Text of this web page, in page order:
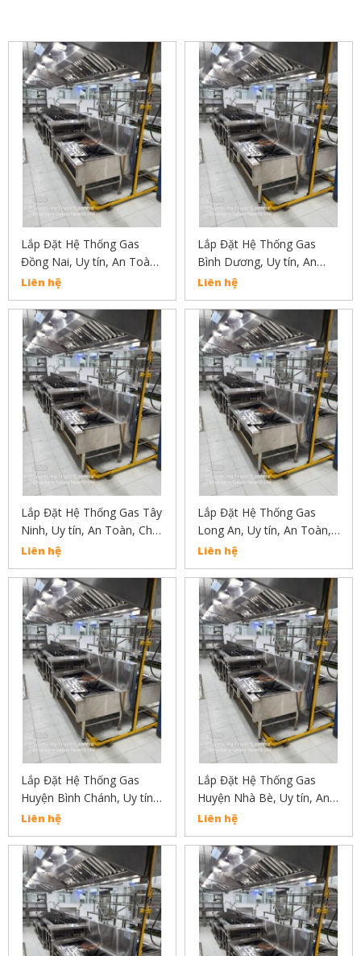
Lắp Đặt Hệ Thống Gas
Đồng Nai, Uy tín, An Toàn,
Chất Lượng Liên Hẹ :
02838304030
Liên hệ
Lắp Đặt Hệ Thống Gas
Bình Dương, Uy tín, An
Toàn, Chất Lượng Liên Hẹ
: 02838304030
Liên hệ
Lắp Đặt Hệ Thống Gas Tây
Ninh, Uy tín, An Toàn, Chất
Lượng Liên Hẹ :
02838304030
Liên hệ
Lắp Đặt Hệ Thống Gas
Long An, Uy tín, An Toàn,
Chất Lượng Liên Hẹ :
02838304030
Liên hệ
Lắp Đặt Hệ Thống Gas
Huyện Bình Chánh, Uy tín,
An Toàn, Chất Lượng Liên
Hẹ : 02838304030
Liên hệ
Lắp Đặt Hệ Thống Gas
Huyện Nhà Bè, Uy tín, An
Toàn, Chất Lượng Liên Hệ
02838304030
Liên hệ